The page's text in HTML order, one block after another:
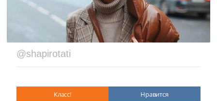
@shapirotati
Класс! Нравится